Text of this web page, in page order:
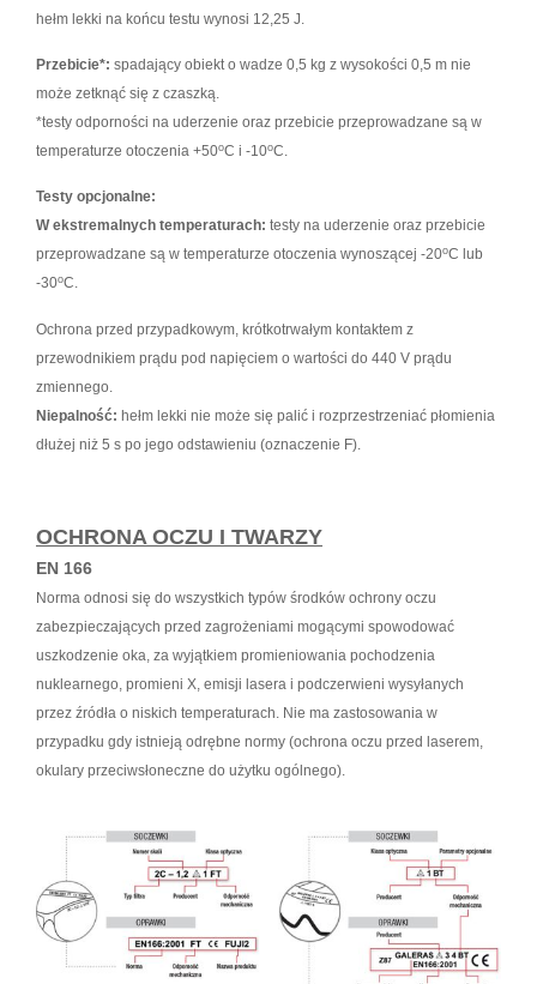
hełm lekki na końcu testu wynosi 12,25 J.
Przebicie*: spadający obiekt o wadze 0,5 kg z wysokości 0,5 m nie
może zetknąć się z czaszką.
*testy odporności na uderzenie oraz przebicie przeprowadzane są w
temperaturze otoczenia +50oC i -10oC.
Testy opcjonalne:
W ekstremalnych temperaturach: testy na uderzenie oraz przebicie
przeprowadzane są w temperaturze otoczenia wynoszącej -20oC lub
-30oC.
Ochrona przed przypadkowym, krótkotrwałym kontaktem z
przewodnikiem prądu pod napięciem o wartości do 440 V prądu
zmiennego.
Niepalność: hełm lekki nie może się palić i rozprzestrzeniać płomienia
dłużej niż 5 s po jego odstawieniu (oznaczenie F).
OCHRONA OCZU I TWARZY
EN 166
Norma odnosi się do wszystkich typów środków ochrony oczu
zabezpieczających przed zagrożeniami mogącymi spowodować
uszkodzenie oka, za wyjątkiem promieniowania pochodzenia
nuklearnego, promieni X, emisji lasera i podczerwieni wysyłanych
przez źródła o niskich temperaturach. Nie ma zastosowania w
przypadku gdy istnieją odrębne normy (ochrona oczu przed laserem,
okulary przeciwsłoneczne do użytku ogólnego).